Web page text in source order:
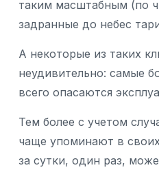
таким масштабным (по
задранные до небес
А некоторые из таких
неудивительно: самые
всего опасаются
Тем более с учетом
чаще упоминают в
за сутки, один раз,